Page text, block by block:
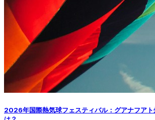
2026年国際熱気球フェスティバル：グアナフア